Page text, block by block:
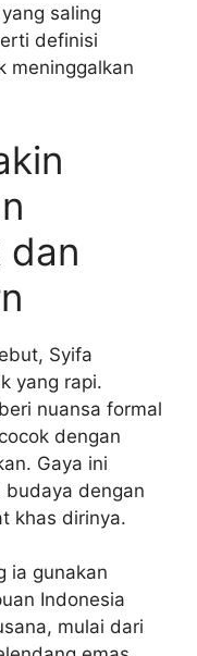
saling
definisi
meninggalkan
dan
Syifa
yang rapi.
nuansa formal
dengan
Gaya ini
budaya dengan
khas dirinya.
ia gunakan
Indonesia
mulai dari